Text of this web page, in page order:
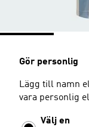
Gör personlig
Lägg till namn
vara personlig
Välj en